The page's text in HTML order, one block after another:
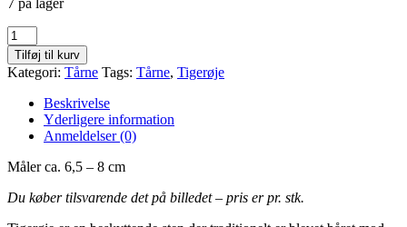
Tigerøje
Tårne
6,5
-
antal
Tilføj til kurv
Kategori: Tårne Tags: Tårne, Tigerøje
Beskrivelse
Yderligere information
Anmeldelser (0)
Måler ca. 6,5 – 8 cm
Du køber tilsvarende det på billedet – pris er pr. stk.